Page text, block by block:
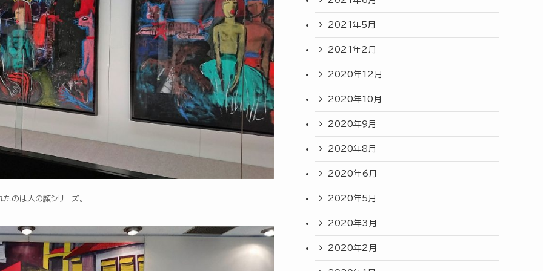
のは人の顔シリーズ。
2021年5月
2021年2月
2020年12月
2020年10月
2020年9月
2020年8月
2020年6月
2020年5月
2020年3月
2020年2月